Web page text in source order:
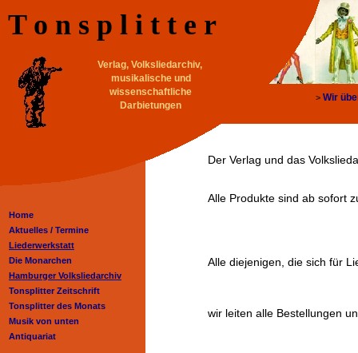
> Wir
Home
Aktuelles / Termine
Liederwerkstatt
Die Monarchen
Hamburger Volksliedarchiv
Tonsplitter Zeitschrift
Tonsplitter des Monats
Musik von unten
Antiquariat
T o n s p l i t t e r
Verlag, Volksliedarchiv,
musikalische und
wissenschaftliche
Darbietungen
Der Verlag und das
Alle Produkte sind ab sofort
Alle diejenigen, die sich für
wir leiten alle Bestellungen